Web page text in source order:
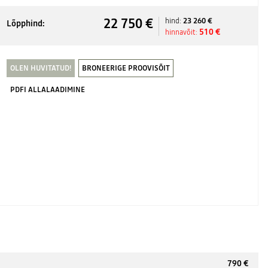
Lõpphind: 22 750 € hind: 23 260 €
hinnavõit: 510 €
OLEN HUVITATUD! BRONEERIGE PROOVISÕIT
PDFI ALLALAADIMINE
790 €